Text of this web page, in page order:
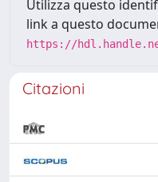
Utilizza questo
link a questo
https://
Citazioni